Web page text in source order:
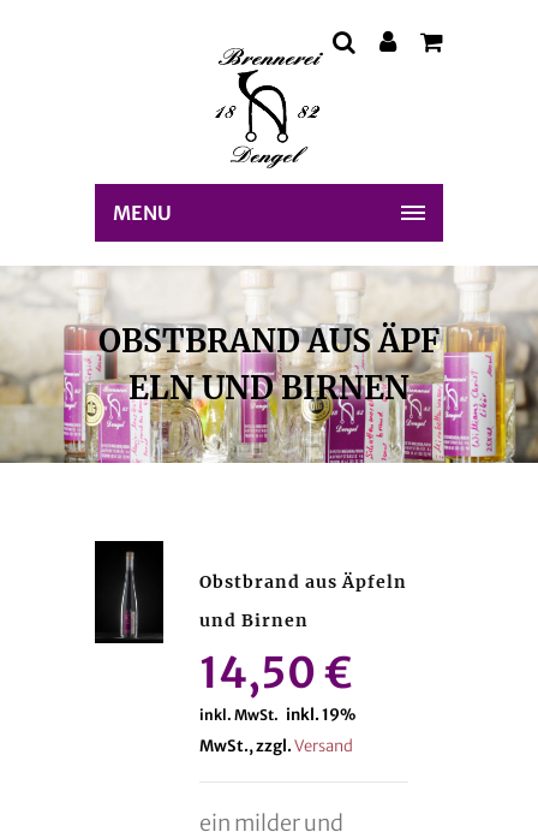
MENU
OBSTBRAND AUS ÄPF
ELN UND BIRNEN
Obstbrand aus Äpfeln
und Birnen
14,50 €
inkl. MwSt. inkl. 19%
MwSt., zzgl.Versand
ein milder und